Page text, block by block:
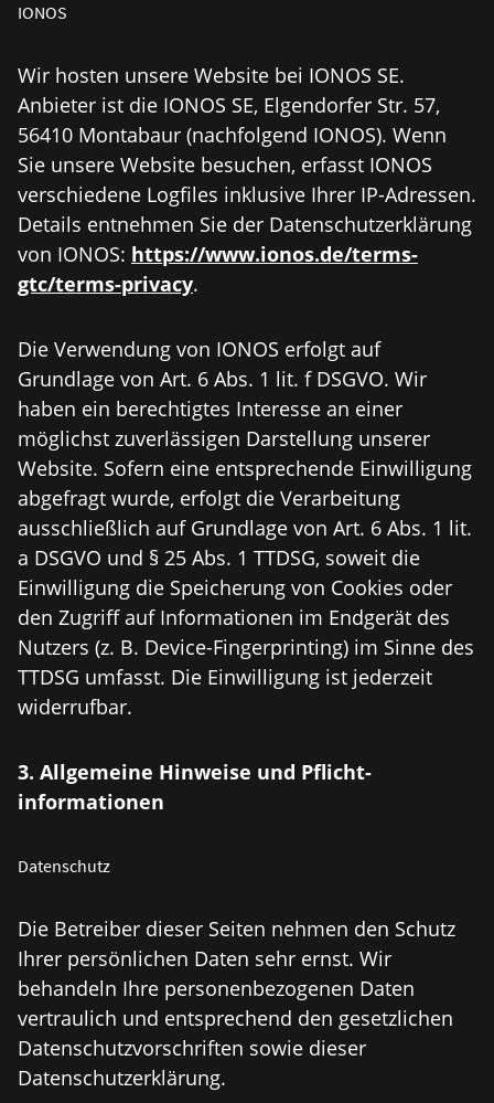
IONOS
Wir hosten unsere Website bei IONOS SE.
Anbieter ist die IONOS SE, Elgendorfer Str. 57,
56410 Montabaur (nachfolgend IONOS). Wenn
Sie unsere Website besuchen, erfasst IONOS
verschiedene Logfiles inklusive Ihrer IP-Adressen.
Details entnehmen Sie der Datenschutzerklärung
von IONOS: https://www.ionos.de/terms-
gtc/terms-privacy.
Die Verwendung von IONOS erfolgt auf
Grundlage von Art. 6 Abs. 1 lit. f DSGVO. Wir
haben ein berechtigtes Interesse an einer
möglichst zuverlässigen Darstellung unserer
Website. Sofern eine entsprechende Einwilligung
abgefragt wurde, erfolgt die Verarbeitung
ausschließlich auf Grundlage von Art. 6 Abs. 1 lit.
a DSGVO und § 25 Abs. 1 TTDSG, soweit die
Einwilligung die Speicherung von Cookies oder
den Zugriff auf Informationen im Endgerät des
Nutzers (z. B. Device-Fingerprinting) im Sinne des
TTDSG umfasst. Die Einwilligung ist jederzeit
widerrufbar.
3. Allgemeine Hinweise und Pflicht­
informationen
Datenschutz
Die Betreiber dieser Seiten nehmen den Schutz
Ihrer persönlichen Daten sehr ernst. Wir
behandeln Ihre personenbezogenen Daten
vertraulich und entsprechend den gesetzlichen
Datenschutzvorschriften sowie dieser
Datenschutzerklärung.